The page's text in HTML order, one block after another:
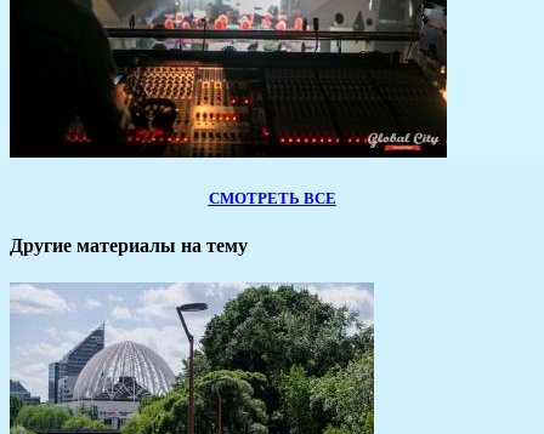
СМОТРЕТЬ ВСЕ
Другие материалы на тему